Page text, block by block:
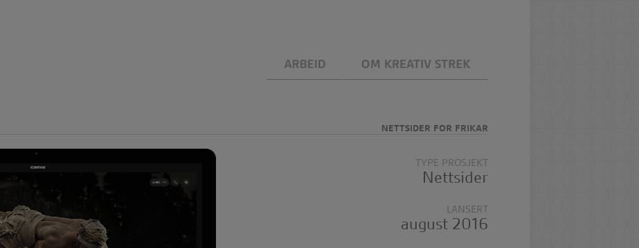
ARBEID OM KREATIV STREK
NETTSIDER FOR FRIKAR
TYPE PROSJEKT
Nettsider
LANSERT
august 2016